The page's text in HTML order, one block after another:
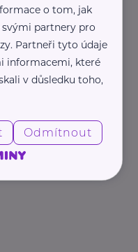
o tom, jak
svými partnery pro
Partneři tyto údaje
informacemi, které
v důsledku toho,
Odmítnout